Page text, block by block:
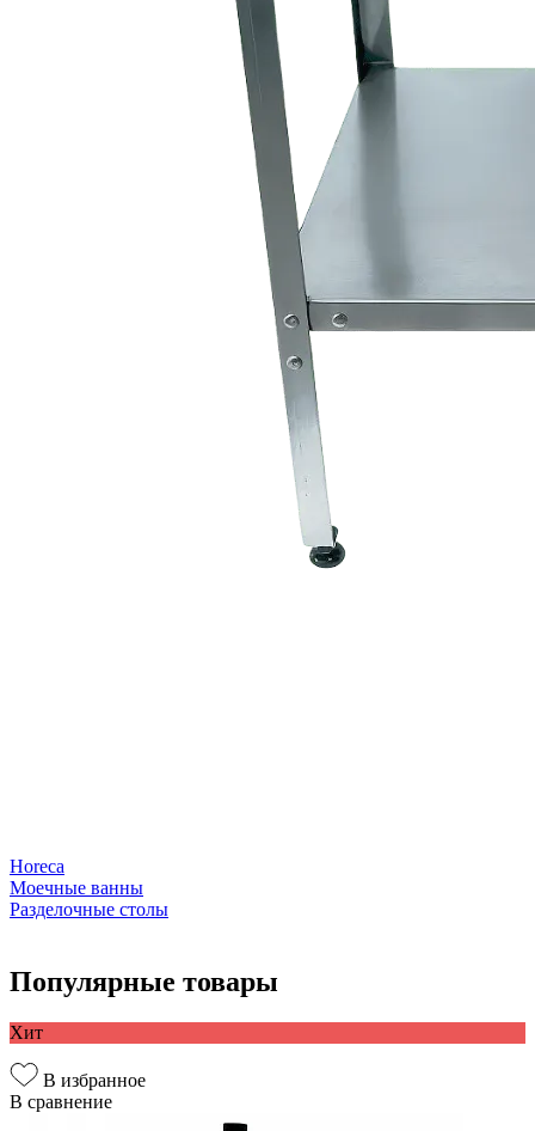
Horeca
Моечные ванны
Разделочные столы
Популярные товары
Хит
В избранное
В сравнение